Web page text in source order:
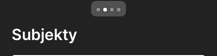
Subjekty